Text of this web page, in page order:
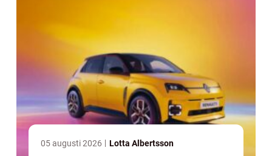
05 augusti 2026 Lotta Albertsson